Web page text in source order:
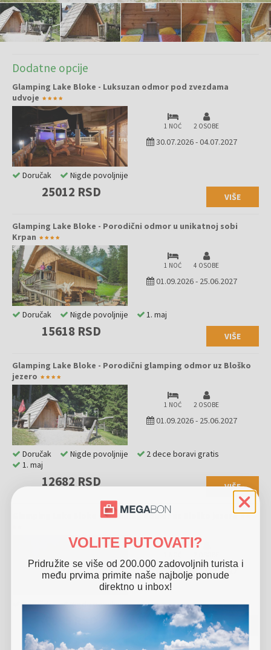
Dodatne opcije
Glamping Lake Bloke - Luksuzan odmor pod zvezdama
udvoje
1 NOĆ 2 OSOBE
30.07.2026-04.07.2027
25012 RSD VIŠE
Doručak Nigde povoljnije
Glamping Lake Bloke - Porodični odmor u unikatnoj sobi
Krpan
1 NOĆ 4 OSOBE
01.09.2026- 25.06.2027
15618 RSD VIŠE
Doručak Nigde povoljnije 1. maj
Glamping Lake Bloke - Porodični glamping odmor uz Bloško
jezero
1 NOĆ 2 OSOBE
01.09.2026- 25.06.2027
12682 RSD VIŠE
Doručak Nigde povoljnije
2 dece boravi gratis
1. maj
Glamping Lake Bloke - Glamping odmor uz Bloško jezero
01.09.2026-25.06.2027
VIŠE
Doručak Nigde povoljnije 1. maj
VOLITE PUTOVATI?
Pridružite se više od 200.000 zadovoljnih turista i
među prvima primite naše najbolje ponude
direktno u inbox!